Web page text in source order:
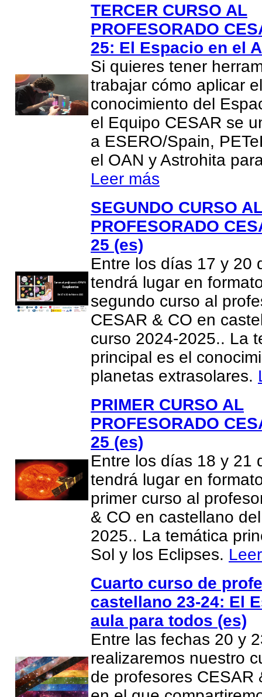
TERCER CURSO AL
PROFESORADO
25: El Espacio en el
Si quieres tener
trabajar cómo aplicar el
conocimiento del
el Equipo CESAR se
a ESERO/Spain,
el OAN y Astrohita
Leer más
SEGUNDO CURSO
PROFESORADO
25 (es)
Entre los días 17 y 20
tendrá lugar en
segundo curso al
CESAR & CO en
curso 2024-2025.. La
principal es el
planetas extrasolares.
PRIMER CURSO AL
PROFESORADO
25 (es)
Entre los días 18 y 21
tendrá lugar en
primer curso al
& CO en castellano
2025.. La temática
Sol y los Eclipses.
Cuarto curso de
castellano 23-24: El
aula para todos (es)
Entre las fechas 20 y
realizaremos nuestro
de profesores CESAR